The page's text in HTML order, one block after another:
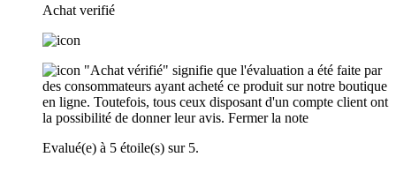
Achat verifié
"Achat vérifié" signifie que l'évaluation a été faite par
des consommateurs ayant acheté ce produit sur notre boutique
en ligne. Toutefois, tous ceux disposant d'un compte client ont
la possibilité de donner leur avis. Fermer la note
Evalué(e) à 5 étoile(s) sur 5.